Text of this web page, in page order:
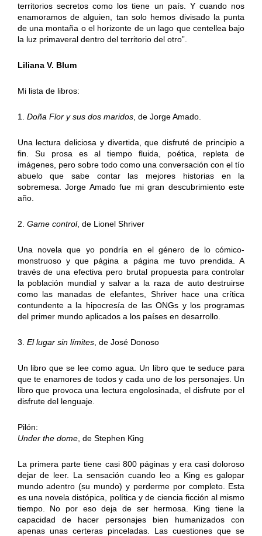
territorios secretos como los tiene un país. Y cuando nos
enamoramos de alguien, tan solo hemos divisado la punta
de una montaña o el horizonte de un lago que centellea bajo
la luz primaveral dentro del territorio del otro”.
Liliana V. Blum
Mi lista de libros:
1. Doña Flor y sus dos maridos, de Jorge Amado.
Una lectura deliciosa y divertida, que disfruté de principio a
fin. Su prosa es al tiempo fluida, poética, repleta de
imágenes, pero sobre todo como una conversación con el tío
abuelo que sabe contar las mejores historias en la
sobremesa. Jorge Amado fue mi gran descubrimiento este
año.
2. Game control, de Lionel Shriver
Una novela que yo pondría en el género de lo cómico-
monstruoso y que página a página me tuvo prendida. A
través de una efectiva pero brutal propuesta para controlar
la población mundial y salvar a la raza de auto destruirse
como las manadas de elefantes, Shriver hace una crítica
contundente a la hipocresía de las ONGs y los programas
del primer mundo aplicados a los países en desarrollo.
3. El lugar sin límites, de José Donoso
Un libro que se lee como agua. Un libro que te seduce para
que te enamores de todos y cada uno de los personajes. Un
libro que provoca una lectura engolosinada, el disfrute por el
disfrute del lenguaje.
Pilón:
Under the dome, de Stephen King
La primera parte tiene casi 800 páginas y era casi doloroso
dejar de leer. La sensación cuando leo a King es galopar
mundo adentro (su mundo) y perderme por completo. Esta
es una novela distópica, política y de ciencia ficción al mismo
tiempo. No por eso deja de ser hermosa. King tiene la
capacidad de hacer personajes bien humanizados con
apenas unas certeras pinceladas. Las cuestiones que se